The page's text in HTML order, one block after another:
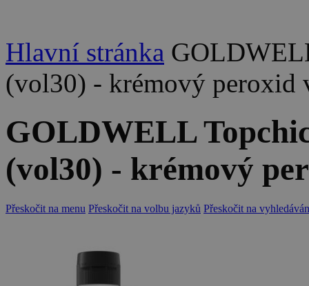
Hlavní stránka
(vol30) - krémový peroxid
GOLDWELL
(vol30) - krémový
Přeskočit na menu Přeskočit na volbu jazyků Přeskočit na